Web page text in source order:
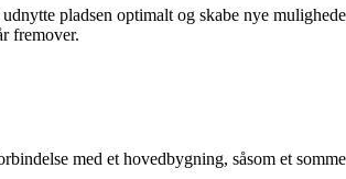
pladsen optimalt og skabe nye
fremover.
med et hovedbygning, såsom et